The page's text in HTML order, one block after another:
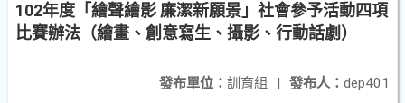
102年度「繪聲繪影 廉潔新願景」社會參予活動四項
比賽辦法（繪畫、創意寫生、攝影、行動話劇）
發布人： dep401
發布單位： 訓育組 |